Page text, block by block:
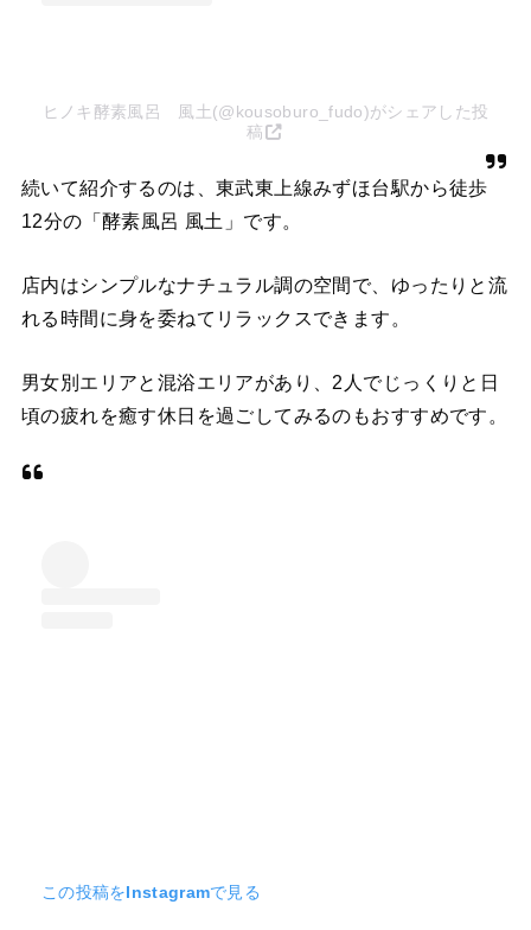
ヒノキ酵素風呂 風土(@kousoburo_fudo)がシェアした投
稿
続いて紹介するのは、東武東上線みずほ台駅から徒歩
12分の「酵素風呂 風土」です。
店内はシンプルなナチュラル調の空間で、ゆったりと流
れる時間に身を委ねてリラックスできます。
男女別エリアと混浴エリアがあり、2人でじっくりと日
頃の疲れを癒す休日を過ごしてみるのもおすすめです。
この投稿をInstagramで見る